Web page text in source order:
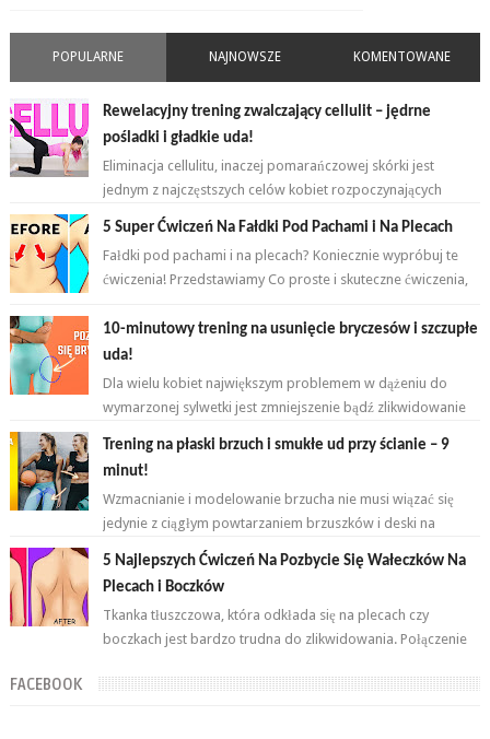
POPULARNE NAJNOWSZE KOMENTOWANE
Rewelacyjny trening zwalczający cellulit – jędrne
pośladki i gładkie uda!
Eliminacja cellulitu, inaczej pomarańczowej skórki jest
jednym z najczęstszych celów kobiet rozpoczynających
przygodę z ćwiczeniami. ...
5 Super Ćwiczeń Na Fałdki Pod Pachami i Na Plecach
Fałdki pod pachami i na plecach? Koniecznie wypróbuj te
ćwiczenia! Przedstawiamy Co proste i skuteczne ćwiczenia,
10-minutowy trening na usunięcie bryczesów i szczupłe
uda!
Dla wielu kobiet największym problemem w dążeniu do
wymarzonej sylwetki jest zmniejszenie bądź zlikwidowanie
Trening na płaski brzuch i smukłe ud przy ścianie – 9
minut!
Wzmacnianie i modelowanie brzucha nie musi wiązać się
jedynie z ciągłym powtarzaniem brzuszków i deski na
przemian. Brzuch to nie jeden...
5 Najlepszych Ćwiczeń Na Pozbycie Się Wałeczków Na
Plecach i Boczków
Tkanka tłuszczowa, która odkłada się na plecach czy
boczkach jest bardzo trudna do zlikwidowania. Połączenie
FACEBOOK